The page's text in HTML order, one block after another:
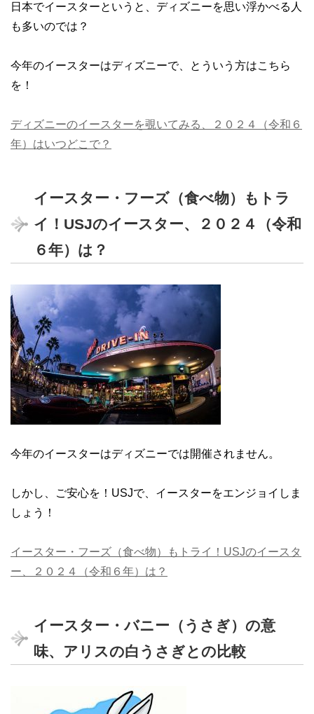
日本でイースターというと、ディズニーを思い浮かべる人
も多いのでは？
今年のイースターはディズニーで、とういう方はこちら
を！
ディズニーのイースターを覗いてみる、２０２４（令和６
年）はいつどこで？
イースター・フーズ（食べ物）もトラ
イ！USJのイースター、２０２４（令和
６年）は？
今年のイースターはディズニーでは開催されません。
しかし、ご安心を！USJで、イースターをエンジョイしま
しょう！
イースター・フーズ（食べ物）もトライ！USJのイースタ
ー、２０２４（令和６年）は？
イースター・バニー（うさぎ）の意
味、アリスの白うさぎとの比較